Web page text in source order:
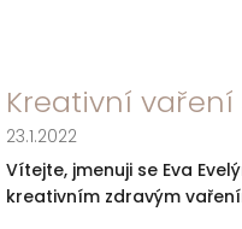
Kreativní vaření
23.1.2022
Vítejte, jmenuji se Eva
kreativním zdravým